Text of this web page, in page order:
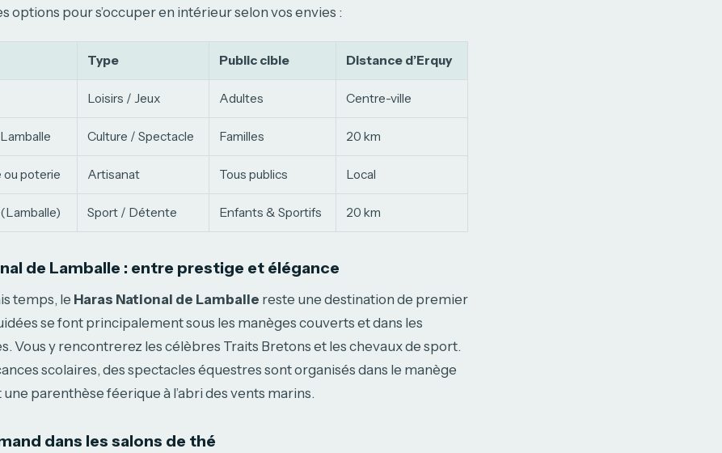
options pour s’occuper en intérieur selon vos envies :
Type Public cible Distance d’Erquy
Loisirs / Jeux Adultes Centre-ville
Culture / Spectacle Familles 20 km
ou poterie Artisanat Tous publics Local
Sport / Détente Enfants & Sportifs 20 km
de Lamballe : entre prestige et élégance
temps, le Haras National de Lamballe reste une destination de premier
se font principalement sous les manèges couverts et dans les
Vous y rencontrerez les célèbres Traits Bretons et les chevaux de sport.
scolaires, des spectacles équestres sont organisés dans le manège
parenthèse féerique à l’abri des vents marins.
dans les salons de thé